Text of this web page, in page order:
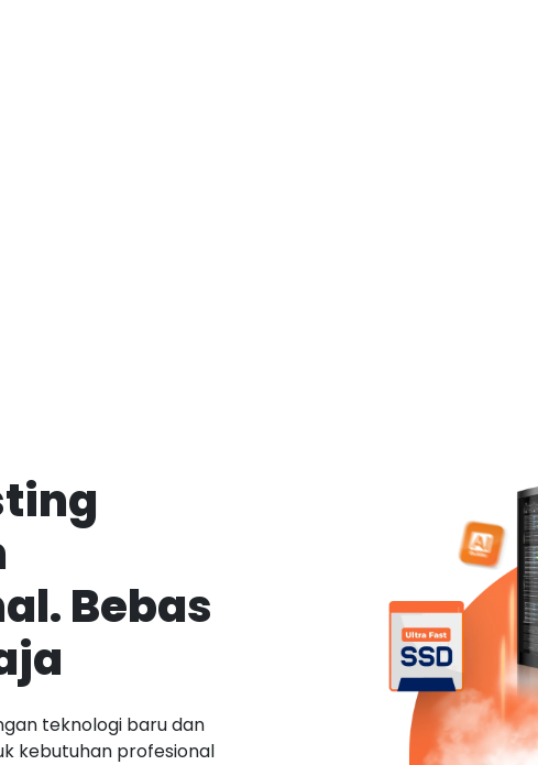
Bebas
teknologi baru dan
kebutuhan profesional